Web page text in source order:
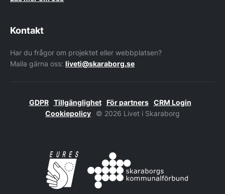
Kontakt
Har du frågor om projektet eller webbplatsen?
Maila gärna oss: liveti@skaraborg.se
GDPR Tillgänglighet För partners
CRM Login
Cookiepolicy
© 2026 Livet i Skaraborg